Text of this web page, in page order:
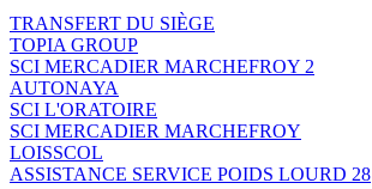
TRANSFERT DU SIÈGE
TOPIA GROUP
SCI MERCADIER MARCHEFROY 2
AUTONAYA
SCI L'ORATOIRE
SCI MERCADIER MARCHEFROY
LOISSCOL
ASSISTANCE SERVICE POIDS LOURD 28